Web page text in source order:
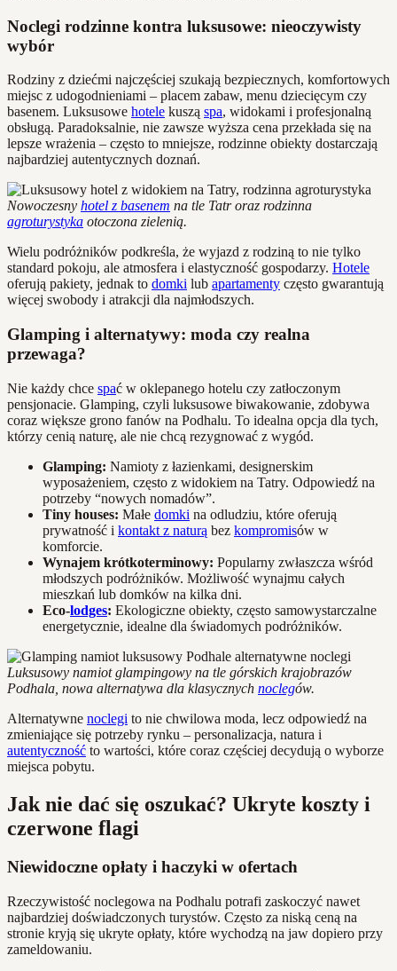
Noclegi rodzinne kontra luksusowe: nieoczywisty
wybór
Rodziny z dziećmi najczęściej szukają bezpiecznych, komfortowych
miejsc z udogodnieniami – placem zabaw, menu dziecięcym czy
basenem. Luksusowe hotele kuszą spa, widokami i profesjonalną
obsługą. Paradoksalnie, nie zawsze wyższa cena przekłada się na
lepsze wrażenia – często to mniejsze, rodzinne obiekty dostarczają
najbardziej autentycznych doznań.
Nowoczesny hotel z basenem na tle Tatr oraz rodzinna
agroturystyka otoczona zielenią.
Wielu podróżników podkreśla, że wyjazd z rodziną to nie tylko
standard pokoju, ale atmosfera i elastyczność gospodarzy. Hotele
oferują pakiety, jednak to domki lub apartamenty często gwarantują
więcej swobody i atrakcji dla najmłodszych.
Glamping i alternatywy: moda czy realna
przewaga?
Nie każdy chce spać w oklepanego hotelu czy zatłoczonym
pensjonacie. Glamping, czyli luksusowe biwakowanie, zdobywa
coraz większe grono fanów na Podhalu. To idealna opcja dla tych,
którzy cenią naturę, ale nie chcą rezygnować z wygód.
Glamping: Namioty z łazienkami, designerskim
wyposażeniem, często z widokiem na Tatry. Odpowiedź na
potrzeby “nowych nomadów”.
Tiny houses: Małe domki na odludziu, które oferują
prywatność i kontakt z naturą bez kompromisów w
komforcie.
Wynajem krótkoterminowy: Popularny zwłaszcza wśród
młodszych podróżników. Możliwość wynajmu całych
mieszkań lub domków na kilka dni.
Eco-lodges: Ekologiczne obiekty, często samowystarczalne
energetycznie, idealne dla świadomych podróżników.
Luksusowy namiot glampingowy na tle górskich krajobrazów
Podhala, nowa alternatywa dla klasycznych noclegów.
Alternatywne noclegi to nie chwilowa moda, lecz odpowiedź na
zmieniające się potrzeby rynku – personalizacja, natura i
autentyczność to wartości, które coraz częściej decydują o wyborze
miejsca pobytu.
Jak nie dać się oszukać? Ukryte koszty i
czerwone flagi
Niewidoczne opłaty i haczyki w ofertach
Rzeczywistość noclegowa na Podhalu potrafi zaskoczyć nawet
najbardziej doświadczonych turystów. Często za niską ceną na
stronie kryją się ukryte opłaty, które wychodzą na jaw dopiero przy
zameldowaniu.